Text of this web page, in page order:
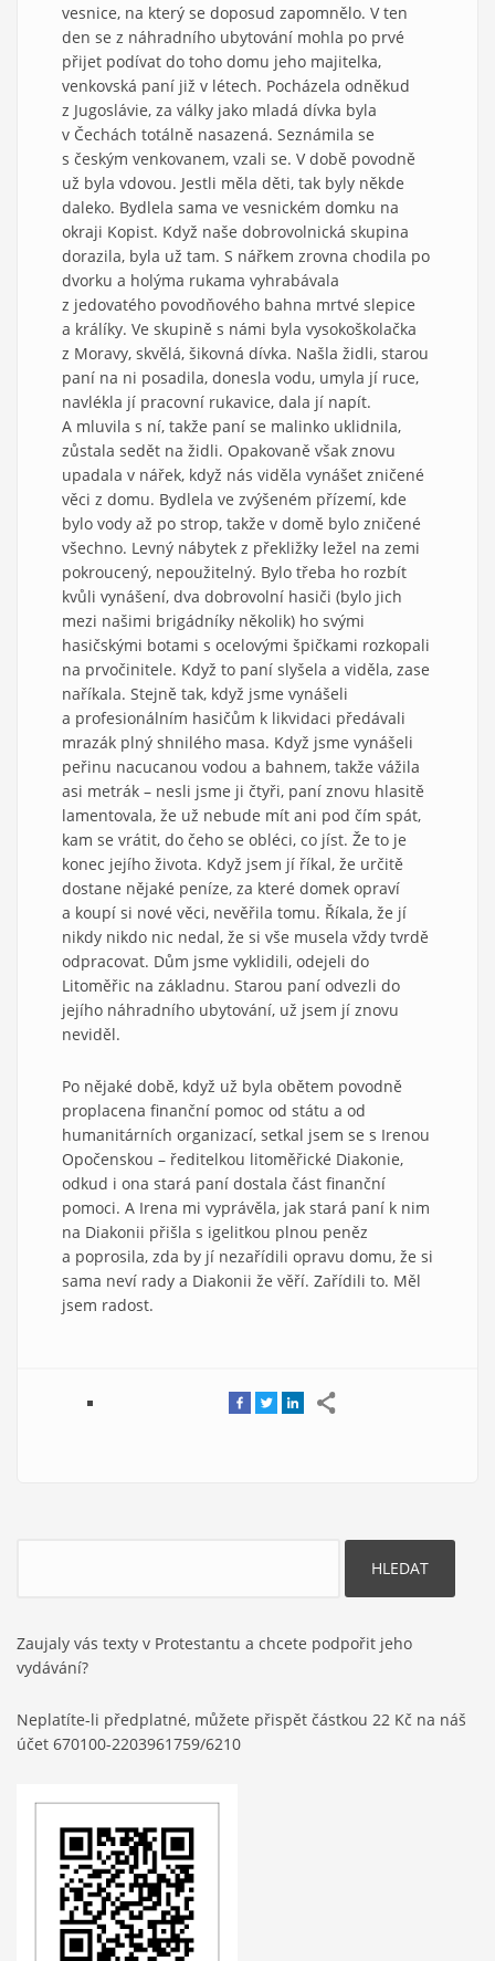
vesnice, na který se doposud zapomnělo. V ten
den se z náhradního ubytování mohla po prvé
přijet podívat do toho domu jeho majitelka,
venkovská paní již v létech. Pocházela odněkud
z Jugoslávie, za války jako mladá dívka byla
v Čechách totálně nasazená. Seznámila se
s českým venkovanem, vzali se. V době povodně
už byla vdovou. Jestli měla děti, tak byly někde
daleko. Bydlela sama ve vesnickém domku na
okraji Kopist. Když naše dobrovolnická skupina
dorazila, byla už tam. S nářkem zrovna chodila po
dvorku a holýma rukama vyhrabávala
z jedovatého povodňového bahna mrtvé slepice
a králíky. Ve skupině s námi byla vysokoškolačka
z Moravy, skvělá, šikovná dívka. Našla židli, starou
paní na ni posadila, donesla vodu, umyla jí ruce,
navlékla jí pracovní rukavice, dala jí napít.
A mluvila s ní, takže paní se malinko uklidnila,
zůstala sedět na židli. Opakovaně však znovu
upadala v nářek, když nás viděla vynášet zničené
věci z domu. Bydlela ve zvýšeném přízemí, kde
bylo vody až po strop, takže v domě bylo zničené
všechno. Levný nábytek z překližky ležel na zemi
pokroucený, nepoužitelný. Bylo třeba ho rozbít
kvůli vynášení, dva dobrovolní hasiči (bylo jich
mezi našimi brigádníky několik) ho svými
hasičskými botami s ocelovými špičkami rozkopali
na prvočinitele. Když to paní slyšela a viděla, zase
naříkala. Stejně tak, když jsme vynášeli
a profesionálním hasičům k likvidaci předávali
mrazák plný shnilého masa. Když jsme vynášeli
peřinu nacucanou vodou a bahnem, takže vážila
asi metrák – nesli jsme ji čtyři, paní znovu hlasitě
lamentovala, že už nebude mít ani pod čím spát,
kam se vrátit, do čeho se obléci, co jíst. Že to je
konec jejího života. Když jsem jí říkal, že určitě
dostane nějaké peníze, za které domek opraví
a koupí si nové věci, nevěřila tomu. Říkala, že jí
nikdy nikdo nic nedal, že si vše musela vždy tvrdě
odpracovat. Dům jsme vyklidili, odejeli do
Litoměřic na základnu. Starou paní odvezli do
jejího náhradního ubytování, už jsem jí znovu
neviděl.
Po nějaké době, když už byla obětem povodně
proplacena finanční pomoc od státu a od
humanitárních organizací, setkal jsem se s Irenou
Opočenskou – ředitelkou litoměřické Diakonie,
odkud i ona stará paní dostala část finanční
pomoci. A Irena mi vyprávěla, jak stará paní k nim
na Diakonii přišla s igelitkou plnou peněz
a poprosila, zda by jí nezařídili opravu domu, že si
sama neví rady a Diakonii že věří. Zařídili to. Měl
jsem radost.
Zaujaly vás texty v Protestantu a chcete podpořit jeho
vydávání?
Neplatíte-li předplatné, můžete přispět částkou 22 Kč na náš
účet 670100-2203961759/6210